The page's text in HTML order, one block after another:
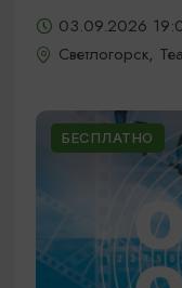
03.09.2026
Светлогорск,
БЕСПЛАТНО